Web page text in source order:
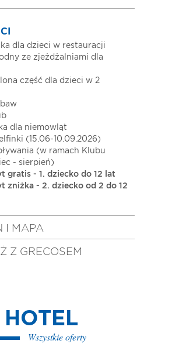
dla dzieci w restauracji
ze zjeżdżalniami dla
część dla dzieci w 2
dla niemowląt
(15.06-10.09.2026)
(w ramach Klubu
- sierpień)
gratis - 1. dziecko do 12 lat
zniżka - 2. dziecko od 2 do 12
I MAPA
Z GRECOSEM
HOTEL
Wszystkie oferty